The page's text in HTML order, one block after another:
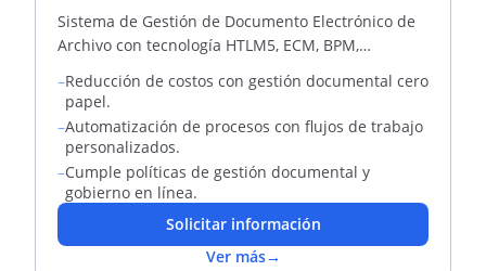
Sistema de Gestión de Documento Electrónico de
Archivo con tecnología HTLM5, ECM, BPM,
–Reducción de costos con gestión documental cero
papel.
–Automatización de procesos con flujos de trabajo
personalizados.
–Cumple políticas de gestión documental y
gobierno en línea.
Solicitar información
Ver más→